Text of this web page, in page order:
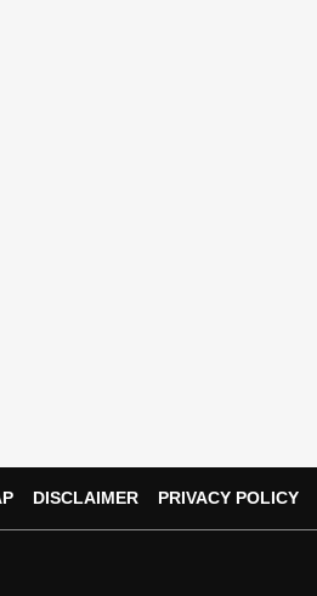
DISCLAIMER PRIVACY POLICY